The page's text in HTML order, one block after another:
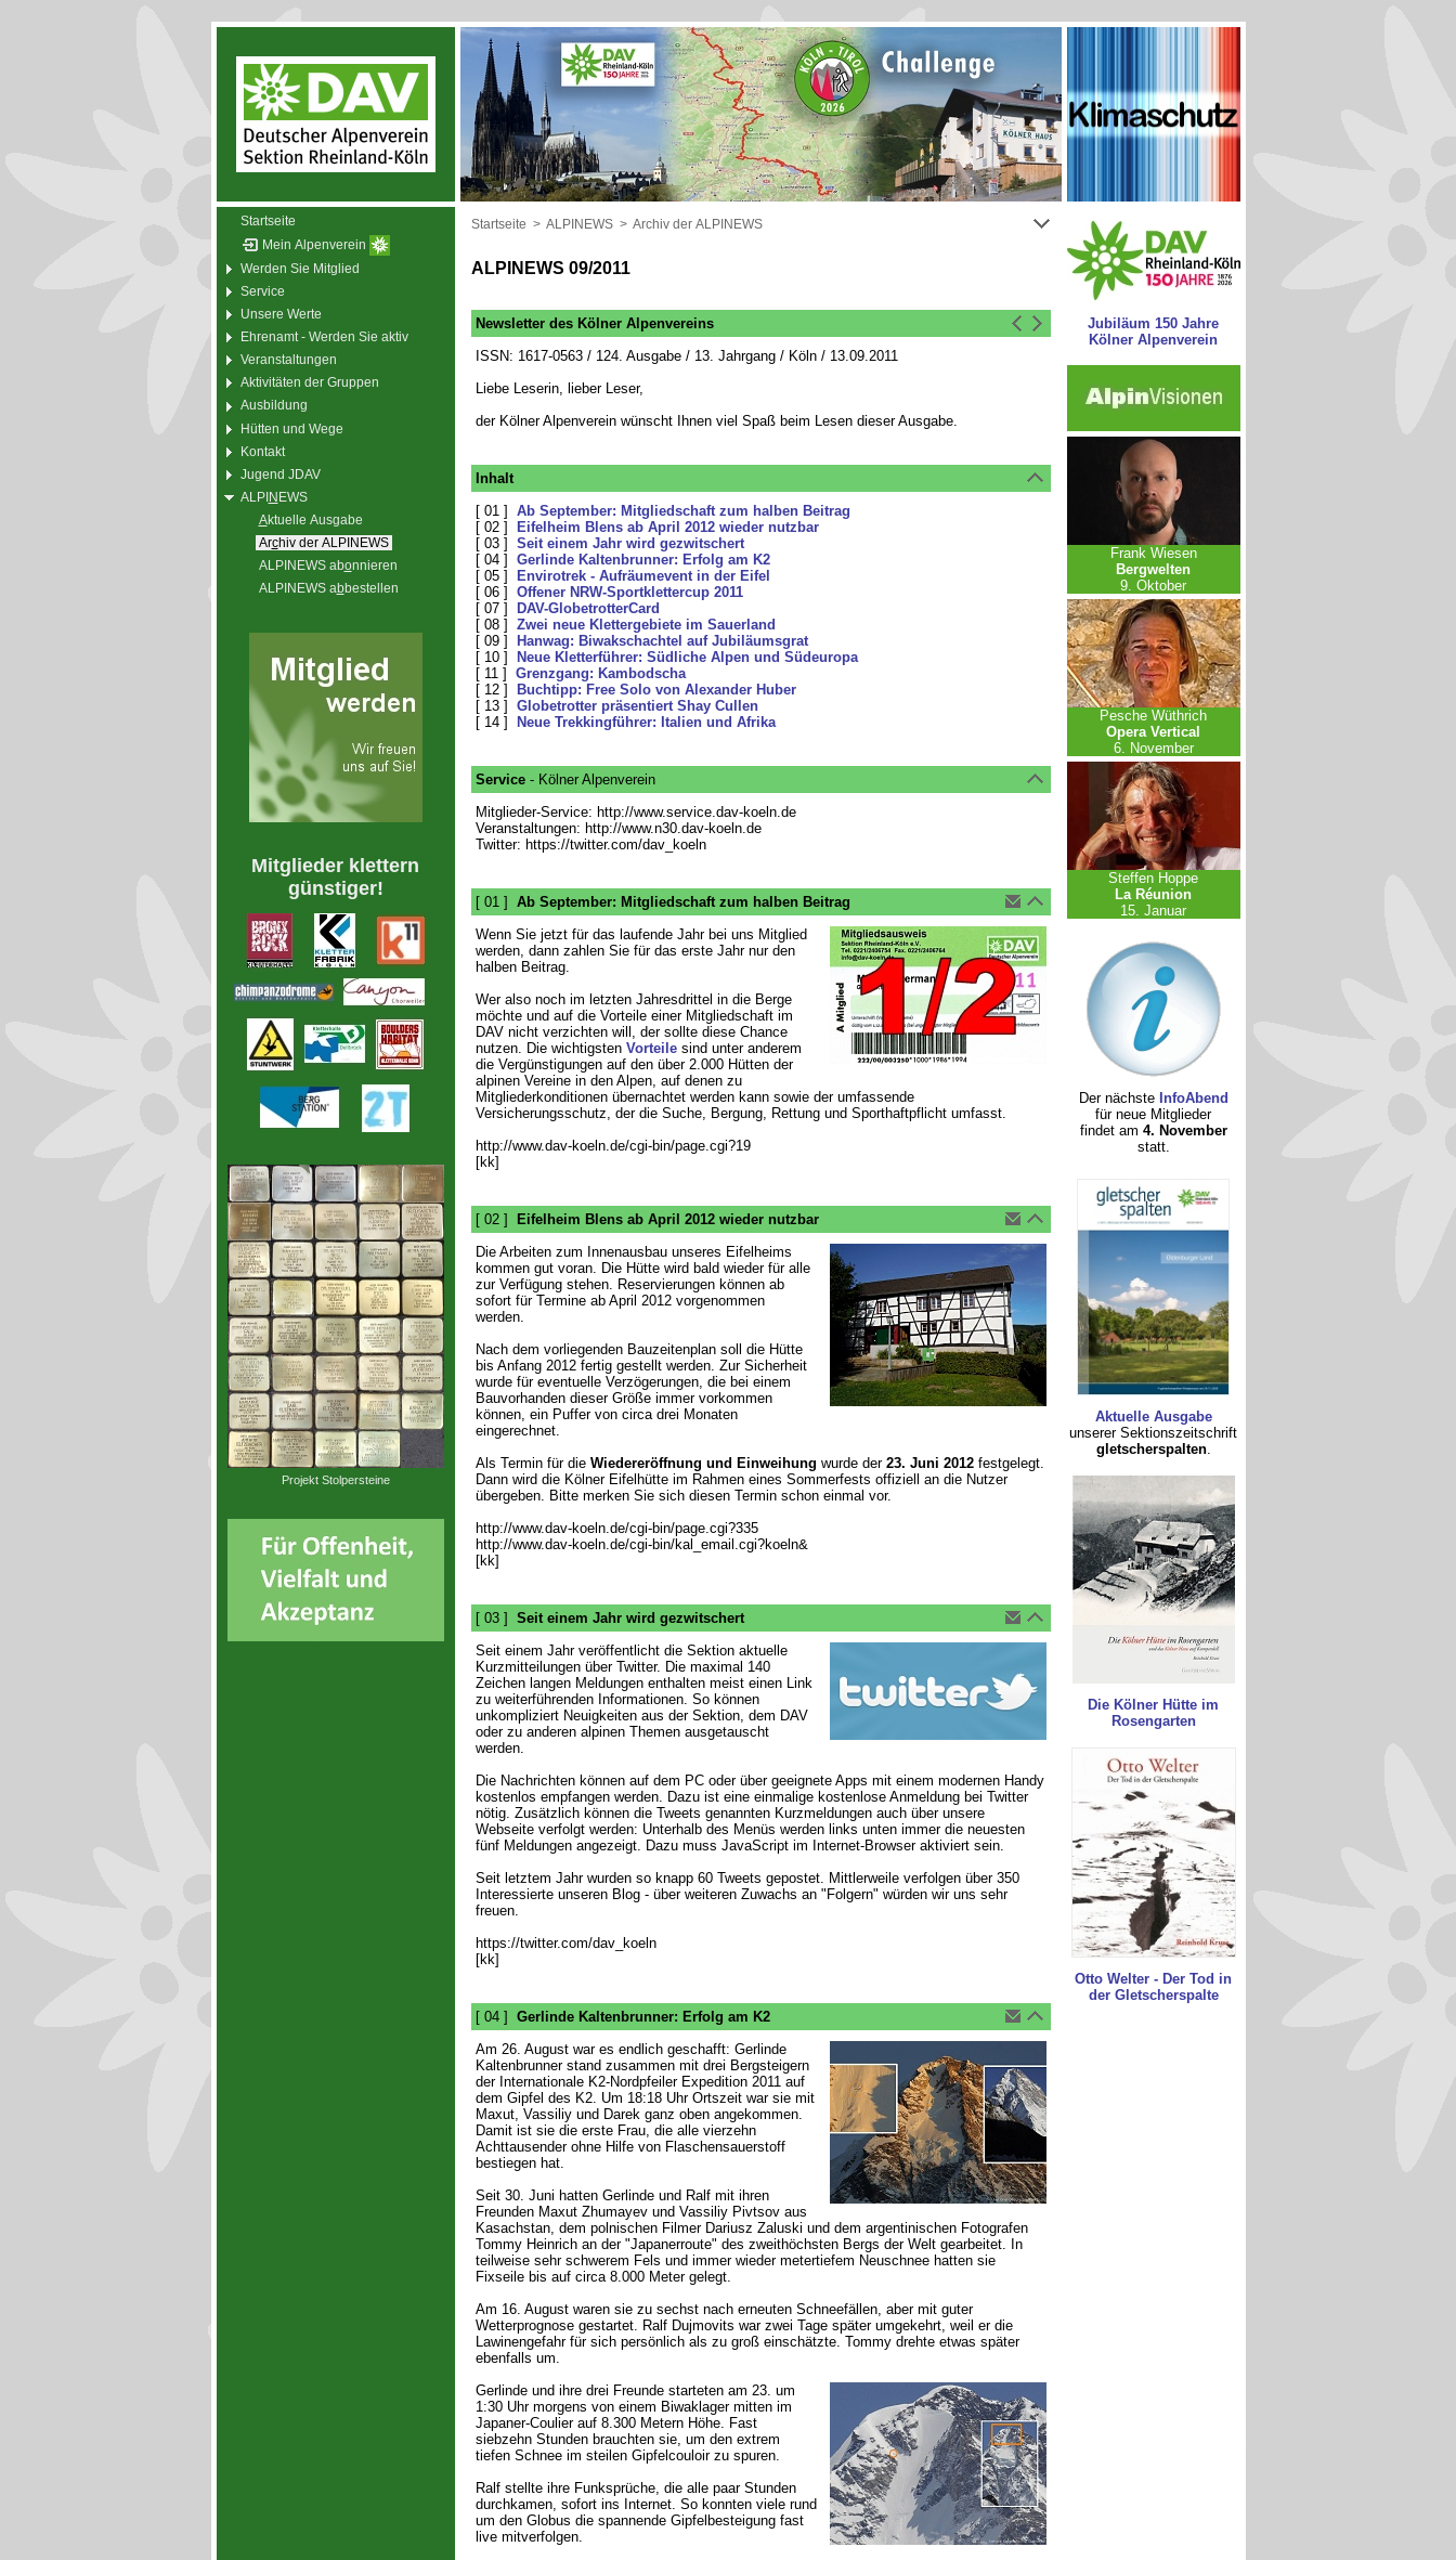
Startseite
Mein Alpenverein
Werden Sie Mitglied
Service
Unsere Werte
Ehrenamt - Werden Sie aktiv
Veranstaltungen
Aktivitäten der Gruppen
Ausbildung
Hütten und Wege
Kontakt
Jugend JDAV
ALPINEWS
Aktuelle Ausgabe
Archiv der ALPINEWS
ALPINEWS abonnieren
ALPINEWS abbestellen
Mitglieder klettern
günstiger!
Projekt Stolpersteine
Startseite > ALPINEWS > Archiv der ALPINEWS
ALPINEWS 09/2011
Newsletter des Kölner Alpenvereins
ISSN: 1617-0563 / 124. Ausgabe / 13. Jahrgang / Köln / 13.09.2011
Liebe Leserin, lieber Leser,
der Kölner Alpenverein wünscht Ihnen viel Spaß beim Lesen dieser Ausgabe.
Inhalt
[ 01 ] Ab September: Mitgliedschaft zum halben Beitrag
[ 02 ]
Eifelheim Blens ab April 2012 wieder nutzbar
[ 03 ] Seit einem Jahr wird gezwitschert
[ 04 ] Gerlinde Kaltenbrunner: Erfolg am K2
[ 05 ]
Envirotrek - Aufräumevent in der Eifel
[ 06 ] Offener NRW-Sportklettercup 2011
[ 07 ]
DAV-GlobetrotterCard
[ 08 ] Zwei neue Klettergebiete im Sauerland
[ 09 ]
Hanwag: Biwakschachtel auf Jubiläumsgrat
[ 10 ]
Neue Kletterführer: Südliche Alpen und Südeuropa
[ 11 ] Grenzgang: Kambodscha
[ 12 ]
Buchtipp: Free Solo von Alexander Huber
[ 13 ] Globetrotter präsentiert Shay Cullen
[ 14 ]
Neue Trekkingführer: Italien und Afrika
Service- Kölner Alpenverein
Mitglieder-Service: http://www.service.dav-koeln.de
Veranstaltungen: http://www.n30.dav-koeln.de
Twitter: https://twitter.com/dav_koeln
[ 01 ] Ab September: Mitgliedschaft zum halben Beitrag
Wenn Sie jetzt für das laufende Jahr bei uns Mitglied
werden, dann zahlen Sie für das erste Jahr nur den
halben Beitrag.
Wer also noch im letzten Jahresdrittel in die Berge
möchte und auf die Vorteile einer Mitgliedschaft im
DAV nicht verzichten will, der sollte diese Chance
nutzen. Die wichtigsten Vorteilesind unter anderem
die Vergünstigungen auf den über 2.000 Hütten der
alpinen Vereine in den Alpen, auf denen zu
Mitgliederkonditionen übernachtet werden kann sowie der umfassende
Versicherungsschutz, der die Suche, Bergung, Rettung und Sporthaftpflicht umfasst.
http://www.dav-koeln.de/cgi-bin/page.cgi?19
[kk]
[ 02 ]
Eifelheim Blens ab April 2012 wieder nutzbar
Die Arbeiten zum Innenausbau unseres Eifelheims
kommen gut voran. Die Hütte wird bald wieder für alle
zur Verfügung stehen. Reservierungen können ab
sofort für Termine ab April 2012 vorgenommen
werden.
Nach dem vorliegenden Bauzeitenplan soll die Hütte
bis Anfang 2012 fertig gestellt werden. Zur Sicherheit
wurde für eventuelle Verzögerungen, die bei einem
Bauvorhanden dieser Größe immer vorkommen
können, ein Puffer von circa drei Monaten
eingerechnet.
Als Termin für die Wiedereröffnung und Einweihung wurde der 23. Juni 2012festgelegt.
Dann wird die Kölner Eifelhütte im Rahmen eines Sommerfests offiziell an die Nutzer
übergeben. Bitte merken Sie sich diesen Termin schon einmal vor.
http://www.dav-koeln.de/cgi-bin/page.cgi?335
http://www.dav-koeln.de/cgi-bin/kal_email.cgi?koeln&
[kk]
[ 03 ] Seit einem Jahr wird gezwitschert
Seit einem Jahr veröffentlicht die Sektion aktuelle
Kurzmitteilungen über Twitter. Die maximal 140
Zeichen langen Meldungen enthalten meist einen Link
zu weiterführenden Informationen. So können
unkompliziert Neuigkeiten aus der Sektion, dem DAV
oder zu anderen alpinen Themen ausgetauscht
werden.
Die Nachrichten können auf dem PC oder über geeignete Apps mit einem modernen Handy
kostenlos empfangen werden. Dazu ist eine einmalige kostenlose Anmeldung bei Twitter
nötig. Zusätzlich können die Tweets genannten Kurzmeldungen auch über unsere
Webseite verfolgt werden: Unterhalb des Menüs werden links unten immer die neuesten
fünf Meldungen angezeigt. Dazu muss JavaScript im Internet-Browser aktiviert sein.
Seit letztem Jahr wurden so knapp 60 Tweets gepostet. Mittlerweile verfolgen über 350
Interessierte unseren Blog - über weiteren Zuwachs an "Folgern" würden wir uns sehr
freuen.
https://twitter.com/dav_koeln
[kk]
[ 04 ] Gerlinde Kaltenbrunner: Erfolg am K2
Am 26. August war es endlich geschafft: Gerlinde
Kaltenbrunner stand zusammen mit drei Bergsteigern
der Internationale K2-Nordpfeiler Expedition 2011 auf
dem Gipfel des K2. Um 18:18 Uhr Ortszeit war sie mit
Maxut, Vassiliy und Darek ganz oben angekommen.
Damit ist sie die erste Frau, die alle vierzehn
Achttausender ohne Hilfe von Flaschensauerstoff
bestiegen hat.
Seit 30. Juni hatten Gerlinde und Ralf mit ihren
Freunden Maxut Zhumayev und Vassiliy Pivtsov aus
Kasachstan, dem polnischen Filmer Dariusz Zaluski und dem argentinischen Fotografen
Tommy Heinrich an der "Japanerroute" des zweithöchsten Bergs der Welt gearbeitet. In
teilweise sehr schwerem Fels und immer wieder metertiefem Neuschnee hatten sie
Fixseile bis auf circa 8.000 Meter gelegt.
Am 16. August waren sie zu sechst nach erneuten Schneefällen, aber mit guter
Wetterprognose gestartet. Ralf Dujmovits war zwei Tage später umgekehrt, weil er die
Lawinengefahr für sich persönlich als zu groß einschätzte. Tommy drehte etwas später
ebenfalls um.
Gerlinde und ihre drei Freunde starteten am 23. um
1:30 Uhr morgens von einem Biwaklager mitten im
Japaner-Coulier auf 8.300 Metern Höhe. Fast
siebzehn Stunden brauchten sie, um den extrem
tiefen Schnee im steilen Gipfelcouloir zu spuren.
Ralf stellte ihre Funksprüche, die alle paar Stunden
durchkamen, sofort ins Internet. So konnten viele rund
um den Globus die spannende Gipfelbesteigung fast
live mitverfolgen.
Jubiläum 150 Jahre
Kölner Alpenverein
Frank Wiesen
Bergwelten
9. Oktober
Pesche Wüthrich
Opera Vertical
6. November
Steffen Hoppe
La Réunion
15. Januar
Der nächste InfoAbend
für neue Mitglieder
findet am 4. November
statt.
Aktuelle Ausgabe
unserer Sektionszeitschrift
gletscherspalten.
Die Kölner Hütte im
Rosengarten
Otto Welter - Der Tod in
der Gletscherspalte